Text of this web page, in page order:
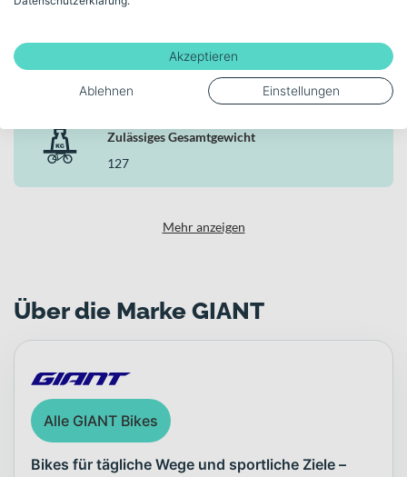
Rahmen-Material
Carbon
Zulässiges Gesamtgewicht
127
Mehr anzeigen
Über die Marke GIANT
Alle GIANT Bikes
Bikes für tägliche Wege und sportliche Ziele –
Akzeptieren
Ablehnen Einstellungen